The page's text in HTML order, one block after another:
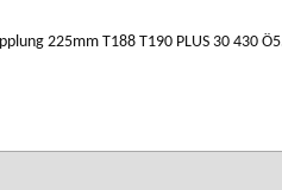
225mm T188 T190 PLUS 30 430